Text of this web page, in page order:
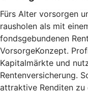
Fürs Alter vorsorgen
rausholen als mit
fondsgebundenen
VorsorgeKonzept.
Kapitalmärkte und
Rentenversicherung.
attraktive Renditen zu